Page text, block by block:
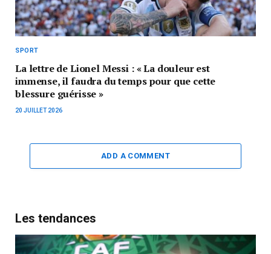
SPORT
La lettre de Lionel Messi : « La douleur est
immense, il faudra du temps pour que cette
blessure guérisse »
20 JUILLET 2026
ADD A COMMENT
Les tendances